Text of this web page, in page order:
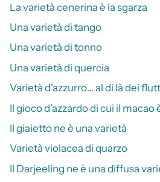
La varietà cenerina è la sgarza
Una varietà di tango
Una varietà di tonno
Una varietà di quercia
Varietà d’azzurro… al di là dei
Il gioco d’azzardo di cui il macao
Il giaietto ne è una varietà
Varietà violacea di quarzo
Il Darjeeling ne è una diffusa